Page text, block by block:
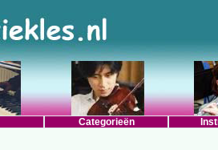
Categorieën